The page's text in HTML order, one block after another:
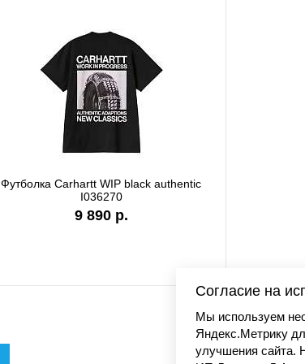
Футболка Carhartt WIP black authentic
I036270
9 890 р.
Согласие на
Мы используем
Яндекс.Метрику
улучшения сайта.